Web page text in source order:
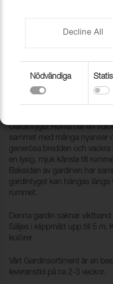
Gardin Roma Velvet
300cm
1808013
Gardintyget Roma har en
sammet med många nyanser
generösa bredden och
en lyxig, mjuk känsla till
Baksidan av gardinen har
gardintyget kan hängas längs
rummet.
Denna gardin saknar
Säljes i klippmått upp till 5 m.
kulörer
Vårt Gardinsortiment är en
leveranstid på ca 2-3 veckor.
Decline All
Nödvändiga